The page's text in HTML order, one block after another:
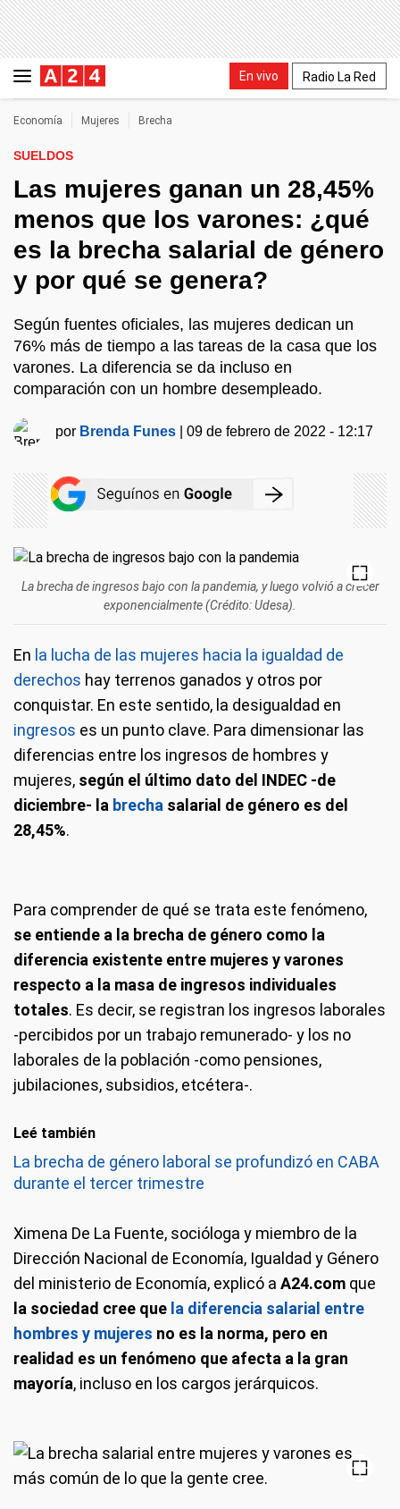
En vivo Radio La Red
Economía Mujeres Brecha
SUELDOS
Las mujeres ganan un 28,45%
menos que los varones: ¿qué
es la brecha salarial de género
y por qué se genera?
Según fuentes oficiales, las mujeres dedican un
76% más de tiempo a las tareas de la casa que los
varones. La diferencia se da incluso en
comparación con un hombre desempleado.
por Brenda Funes |09 de febrero de 2022 - 12:17
La brecha de ingresos bajo con la pandemia, y luego volvió a crecer
exponencialmente (Crédito: Udesa).
En la lucha de las mujeres hacia la igualdad de
derechos hay terrenos ganados y otros por
conquistar. En este sentido, la desigualdad en
ingresos es un punto clave. Para dimensionar las
diferencias entre los ingresos de hombres y
mujeres, según el último dato del INDEC -de
diciembre- la brecha salarial de género es del
28,45%.
Para comprender de qué se trata este fenómeno,
se entiende a la brecha de género como la
diferencia existente entre mujeres y varones
respecto a la masa de ingresos individuales
totales. Es decir, se registran los ingresos laborales
-percibidos por un trabajo remunerado- y los no
laborales de la población -como pensiones,
jubilaciones, subsidios, etcétera-.
Leé también
La brecha de género laboral se profundizó en CABA
durante el tercer trimestre
Ximena De La Fuente, socióloga y miembro de la
Dirección Nacional de Economía, Igualdad y Género
del ministerio de Economía, explicó a A24.com que
la sociedad cree que la diferencia salarial entre
hombres y mujeres no es la norma, pero en
realidad es un fenómeno que afecta a la gran
mayoría, incluso en los cargos jerárquicos.